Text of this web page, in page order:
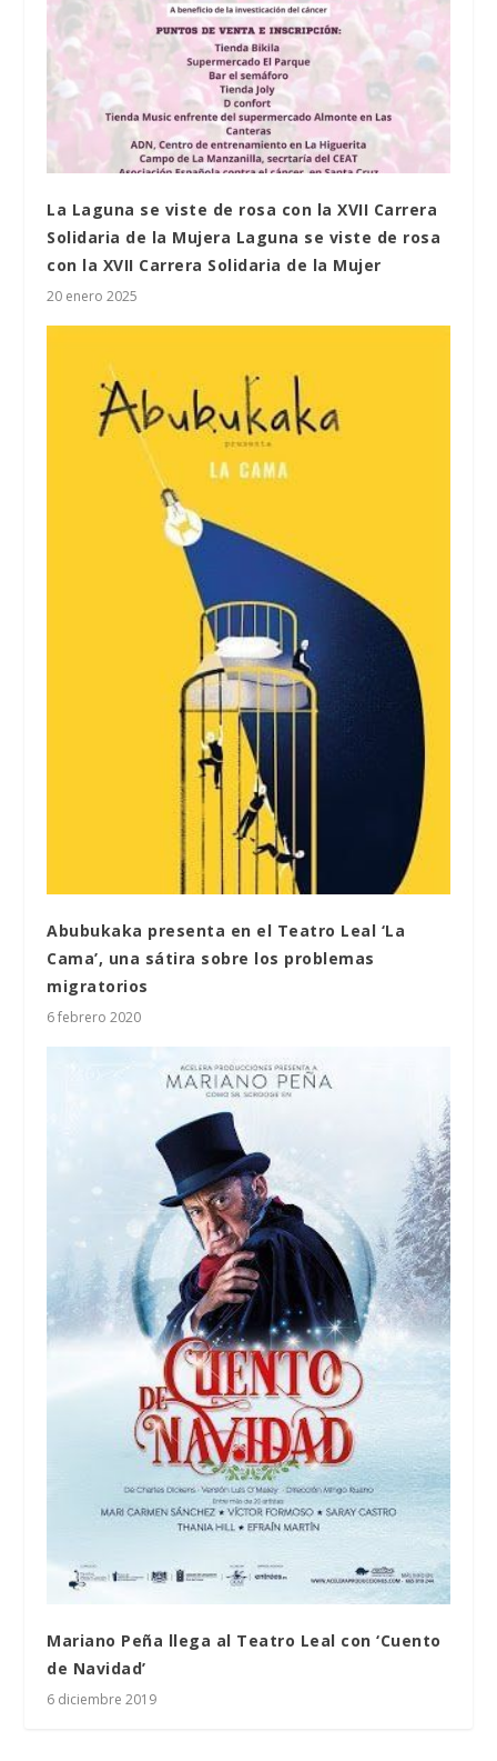
La Laguna se viste de rosa con la XVII Carrera
Solidaria de la Mujera Laguna se viste de rosa
con la XVII Carrera Solidaria de la Mujer
20 enero 2025
Abubukaka presenta en el Teatro Leal ‘La
Cama’, una sátira sobre los problemas
migratorios
6 febrero 2020
Mariano Peña llega al Teatro Leal con ‘Cuento
de Navidad’
6 diciembre 2019